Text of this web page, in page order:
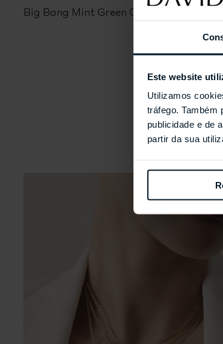
Este website
Utilizamos
tráfego. Também
publicidade e de
partir da sua
Big Bang Mint Green Ceramic